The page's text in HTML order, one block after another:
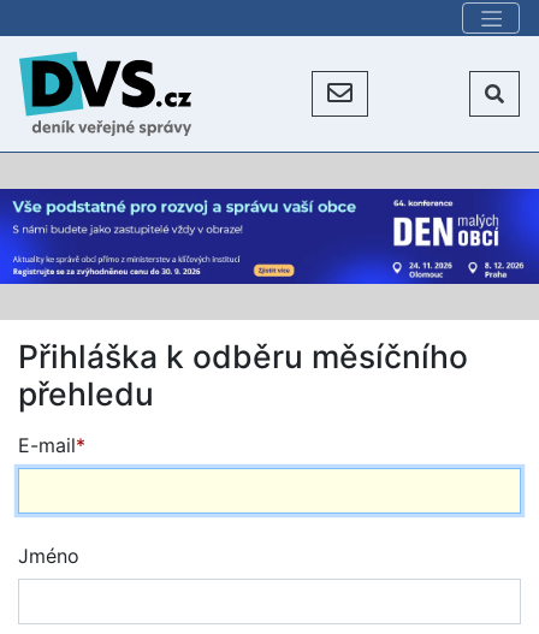
Přihláška k odběru měsíčního
přehledu
E-mail
Jméno